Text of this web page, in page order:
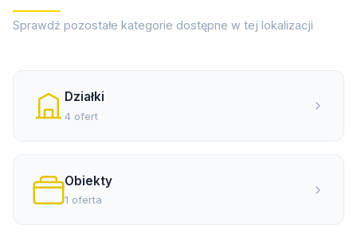
Sprawdź pozostałe kategorie dostępne w tej lokalizacji
Działki
4 ofert
Obiekty
1 oferta